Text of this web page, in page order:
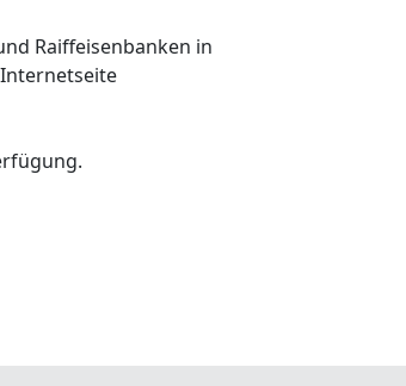
Raiffeisenbanken in